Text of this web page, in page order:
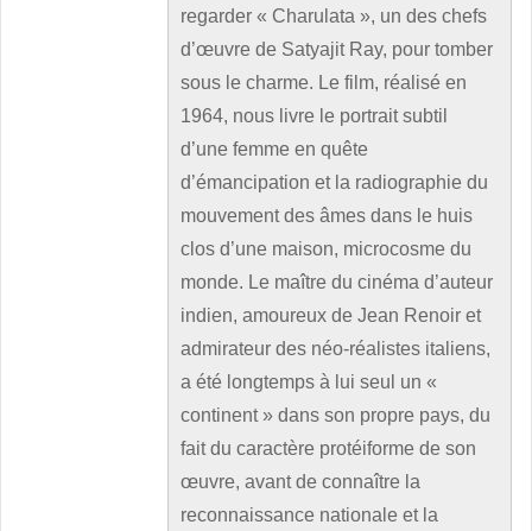
regarder « Charulata », un des chefs
d’œuvre de Satyajit Ray, pour tomber
sous le charme. Le film, réalisé en
1964, nous livre le portrait subtil
d’une femme en quête
d’émancipation et la radiographie du
mouvement des âmes dans le huis
clos d’une maison, microcosme du
monde. Le maître du cinéma d’auteur
indien, amoureux de Jean Renoir et
admirateur des néo-réalistes italiens,
a été longtemps à lui seul un «
continent » dans son propre pays, du
fait du caractère protéiforme de son
œuvre, avant de connaître la
reconnaissance nationale et la